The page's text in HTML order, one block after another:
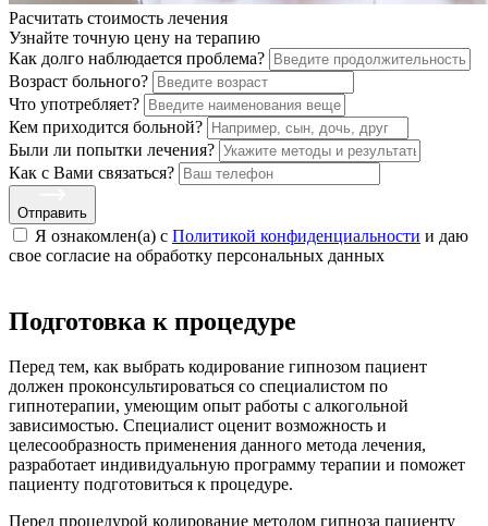
Расчитать стоимость лечения
Узнайте точную цену на терапию
Как долго наблюдается проблема?
Возраст больного?
Что употребляет?
Кем приходится больной?
Были ли попытки лечения?
Как с Вами связаться?
Отправить
Я ознакомлен(а) с Политикой конфиденциальности и даю
свое cогласие на обработку персональных данных
Подготовка к процедуре
Перед тем, как выбрать кодирование гипнозом пациент
должен проконсультироваться со специалистом по
гипнотерапии, умеющим опыт работы с алкогольной
зависимостью. Специалист оценит возможность и
целесообразность применения данного метода лечения,
разработает индивидуальную программу терапии и поможет
пациенту подготовиться к процедуре.
Перед процедурой кодирование методом гипноза пациенту